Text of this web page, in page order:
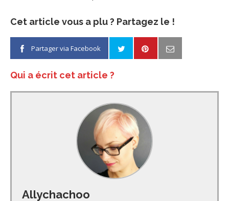
Cet article vous a plu ? Partagez le !
Partager via Facebook
Qui a écrit cet article ?
Allychachoo